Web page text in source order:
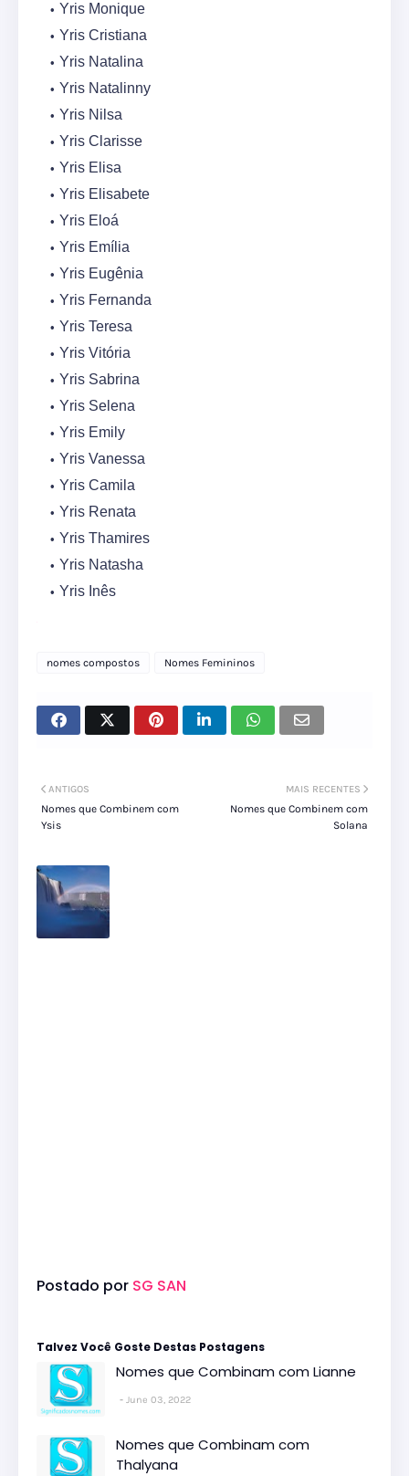
Yris Monique
Yris Cristiana
Yris Natalina
Yris Natalinny
Yris Nilsa
Yris Clarisse
Yris Elisa
Yris Elisabete
Yris Eloá
Yris Emília
Yris Eugênia
Yris Fernanda
Yris Teresa
Yris Vitória
Yris Sabrina
Yris Selena
Yris Emily
Yris Vanessa
Yris Camila
Yris Renata
Yris Thamires
Yris Natasha
Yris Inês
nomes compostos Nomes Femininos
MAIS RECENTES
Nomes que Combinem com
Solana
ANTIGOS
Nomes que Combinem com
Ysis
Postado por SG SAN
Talvez Você Goste Destas Postagens
Nomes que Combinam com Lianne
June 03, 2022
Nomes que Combinam com
Thalyana